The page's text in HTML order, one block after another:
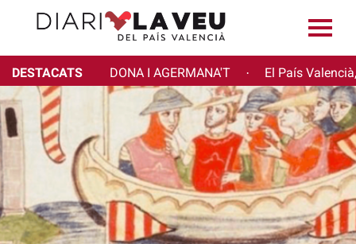
DESTACATS DONA I AGERMANA'T · El País